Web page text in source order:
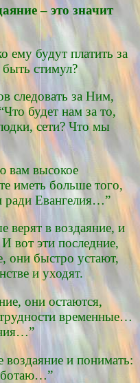
– это значит
ему будут платить за
стимул?
следовать за Ним,
будет нам за то,
сети? Что мы
вам высокое
иметь больше того,
ради Евангелия…”
верят в воздаяние, и
вот эти последние,
они быстро устают,
и уходят.
они остаются,
временные…
воздаяние и понимать: